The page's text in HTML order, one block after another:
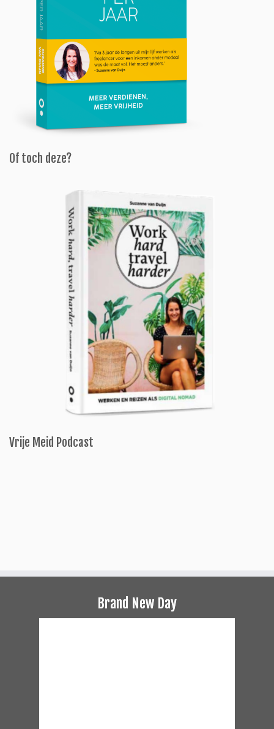
Of toch deze?
Vrije Meid Podcast
Brand New Day